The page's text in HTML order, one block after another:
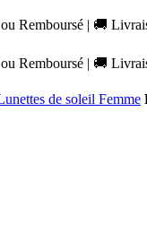
Remboursé | 🚚
Remboursé | 🚚
de soleil Femme